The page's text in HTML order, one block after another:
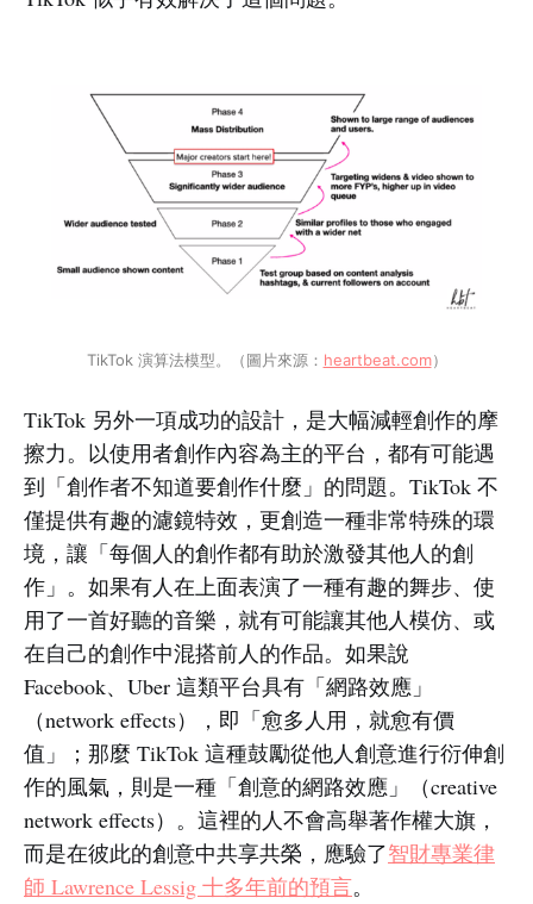
TikTok 演算法模型。（圖片來源： heartbeat.com）
TikTok 另外一項成功的設計，是大幅減輕創作的摩
擦力。以使用者創作內容為主的平台，都有可能遇
到「創作者不知道要創作什麼」的問題。TikTok 不
僅提供有趣的濾鏡特效，更創造一種非常特殊的環
境，讓「每個人的創作都有助於激發其他人的創
作」。如果有人在上面表演了一種有趣的舞步、使
用了一首好聽的音樂，就有可能讓其他人模仿、或
在自己的創作中混搭前人的作品。如果說
Facebook、Uber 這類平台具有「網路效應」
（network effects），即「愈多人用，就愈有價
值」；那麼 TikTok 這種鼓勵從他人創意進行衍伸創
作的風氣，則是一種「創意的網路效應」（creative
network effects）。這裡的人不會高舉著作權大旗，
而是在彼此的創意中共享共榮，應驗了智財專業律
師 Lawrence Lessig 十多年前的預言。